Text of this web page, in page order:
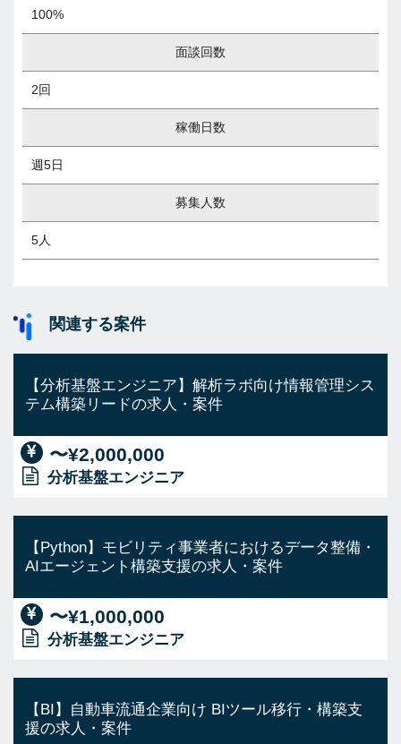
100%
面談回数
2回
稼働日数
週5日
募集人数
5人
関連する案件
【分析基盤エンジニア】解析ラボ向け情報管理シス
テム構築リードの求人・案件
〜¥2,000,000
分析基盤エンジニア
【Python】モビリティ事業者におけるデータ整備・
AIエージェント構築支援の求人・案件
〜¥1,000,000
分析基盤エンジニア
【BI】自動車流通企業向け BIツール移行・構築支
援の求人・案件